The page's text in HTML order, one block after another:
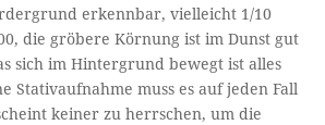
erkennbar, vielleicht 1/10
die gröbere Körnung ist im Dunst gut
sich im Hintergrund bewegt ist alles
Stativaufnahme muss es auf jeden Fall
keiner zu herrschen, um die